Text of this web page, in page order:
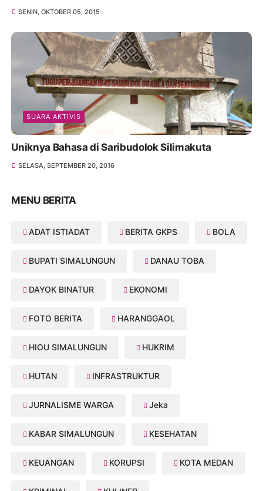
SENIN, OKTOBER 05, 2015
SUARA AKTIVIS
Uniknya Bahasa di Saribudolok Silimakuta
SELASA, SEPTEMBER 20, 2016
MENU BERITA
ADAT ISTIADAT BERITA GKPS BOLA
BUPATI SIMALUNGUN DANAU TOBA
DAYOK BINATUR EKONOMI
FOTO BERITA HARANGGAOL
HIOU SIMALUNGUN HUKRIM
HUTAN INFRASTRUKTUR
JURNALISME WARGA Jeka
KABAR SIMALUNGUN KESEHATAN
KEUANGAN KORUPSI KOTA MEDAN